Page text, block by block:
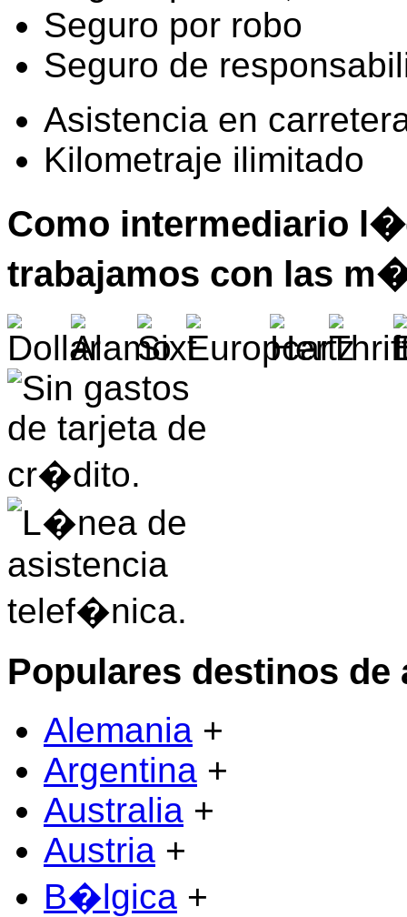
Seguro por robo
Seguro de
Asistencia en
Kilometraje ilimitado
Como intermediario
trabajamos con las
Populares destinos de
Alemania +
Argentina +
Australia +
Austria +
B�lgica +